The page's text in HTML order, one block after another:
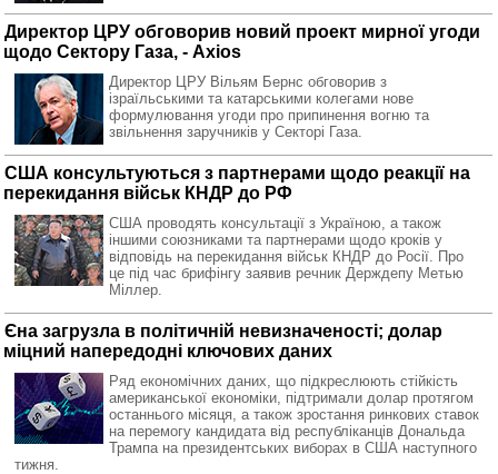
Директор ЦРУ обговорив новий проект мирної угоди
щодо Сектору Газа, - Axios
Директор ЦРУ Вільям Бернс обговорив з
ізраїльськими та катарськими колегами нове
формулювання угоди про припинення вогню та
звільнення заручників у Секторі Газа.
США консультуються з партнерами щодо реакції на
перекидання військ КНДР до РФ
США проводять консультації з Україною, а також
іншими союзниками та партнерами щодо кроків у
відповідь на перекидання військ КНДР до Росії. Про
це під час брифінгу заявив речник Держдепу Метью
Міллер.
Єна загрузла в політичній невизначеності; долар
міцний напередодні ключових даних
Ряд економічних даних, що підкреслюють стійкість
американської економіки, підтримали долар протягом
останнього місяця, а також зростання ринкових ставок
на перемогу кандидата від республіканців Дональда
Трампа на президентських виборах в США наступного
тижня.